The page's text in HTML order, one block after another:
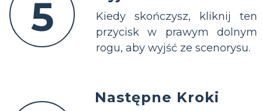
5
Kiedy skończysz, kliknij ten
przycisk w prawym dolnym
rogu, aby wyjść ze scenorysu.
Następne Kroki